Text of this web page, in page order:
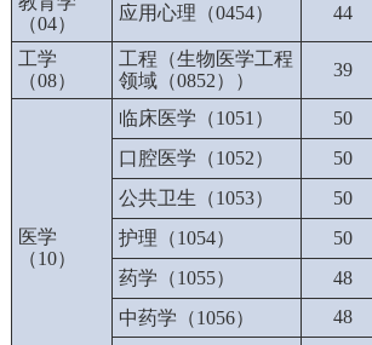
（04）
应用心理（0454） 44
工学
（08）
工程（生物医学工程
领域（0852））
39
医学
（10）
临床医学（1051 ） 50
口腔医学（1052） 50
公共卫生（1053） 50
护理（1054） 50
药学（1055） 48
中药学（1056） 48